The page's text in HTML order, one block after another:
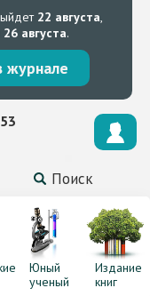
22 августа,
26 августа.
журнале
Поиск
Юный
ученый
Издание
книг